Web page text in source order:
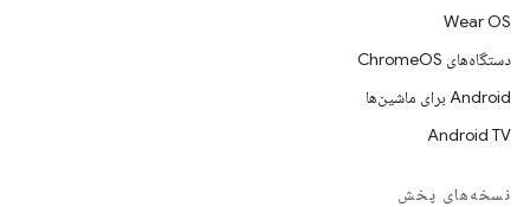
Wear OS
دستگاه‌های ChromeOS
Android برای ماشین‌ها
Android TV
نسخه‌های پخش